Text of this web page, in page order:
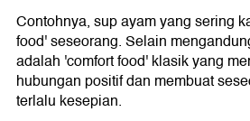
Contohnya, sup ayam yang sering
food' seseorang. Selain
adalah 'comfort food' klasik yang
hubungan positif dan membuat
terlalu kesepian.